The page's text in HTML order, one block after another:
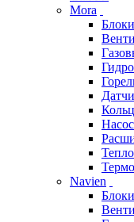
Mora
Navien